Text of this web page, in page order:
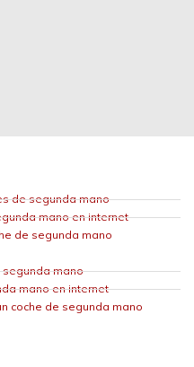
de segunda mano
mano en internet
de segunda mano
segunda mano
mano en internet
coche de segunda mano